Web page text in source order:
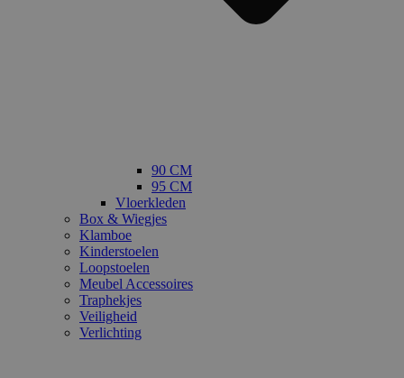
90 CM
95 CM
Vloerkleden
Box & Wiegjes
Klamboe
Kinderstoelen
Loopstoelen
Meubel Accessoires
Traphekjes
Veiligheid
Verlichting